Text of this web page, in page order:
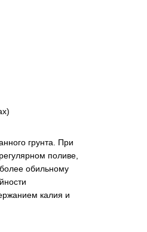
грунта. При
поливе,
обильному
калия и